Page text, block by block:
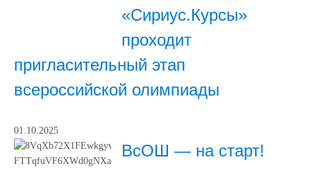
«Сириус.Курсы»
проходит
пригласительный этап
всероссийской олимпиады
01.10.2025
ВсОШ — на старт!